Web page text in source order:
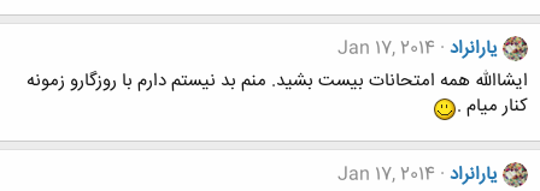
یارانراد Jan 17, 2014
ایشاالله همه امتحانات بیست بشید. منم بد نیستم دارم با روزگارو زمونه
کنار میام .
یارانراد Jan 17, 2014